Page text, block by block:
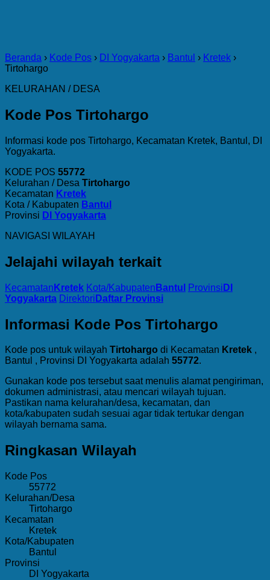
Beranda › Kode Pos › DI Yogyakarta › Bantul › Kretek ›
Tirtohargo
KELURAHAN / DESA
Kode Pos Tirtohargo
Informasi kode pos Tirtohargo, Kecamatan Kretek, Bantul, DI
Yogyakarta.
KODE POS 55772
Kelurahan / Desa Tirtohargo
Kecamatan Kretek
Kota / Kabupaten Bantul
Provinsi DI Yogyakarta
NAVIGASI WILAYAH
Jelajahi wilayah terkait
Kecamatan Kretek Kota/Kabupaten Bantul Provinsi DI
Yogyakarta Direktori Daftar Provinsi
Informasi Kode Pos Tirtohargo
Kode pos untuk wilayah Tirtohargo di Kecamatan Kretek ,
Bantul , Provinsi DI Yogyakarta adalah 55772.
Gunakan kode pos tersebut saat menulis alamat pengiriman,
dokumen administrasi, atau mencari wilayah tujuan.
Pastikan nama kelurahan/desa, kecamatan, dan
kota/kabupaten sudah sesuai agar tidak tertukar dengan
wilayah bernama sama.
Ringkasan Wilayah
Kode Pos
55772
Kelurahan/Desa
Tirtohargo
Kecamatan
Kretek
Kota/Kabupaten
Bantul
Provinsi
DI Yogyakarta